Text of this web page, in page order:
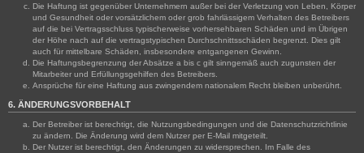
Die Haftung ist gegenüber Unternehmern außer bei der Verletzung von Leben, Körper
und Gesundheit oder vorsätzlichem oder grob fahrlässigem Verhalten des Betreibers
auf die bei Vertragsschluss typischerweise vorhersehbaren Schäden und im Übrigen
der Höhe nach auf die vertragstypischen Durchschnittsschäden begrenzt. Dies gilt
auch für mittelbare Schäden, insbesondere entgangenen Gewinn.
Die Haftungsbegrenzung der Absätze a bis c gilt sinngemäß auch zugunsten der
Mitarbeiter und Erfüllungsgehilfen des Betreibers.
Ansprüche für eine Haftung aus zwingendem nationalem Recht bleiben unberührt.
6. ÄNDERUNGSVORBEHALT
Der Betreiber ist berechtigt, die Nutzungsbedingungen und die Datenschutzrichtlinie
zu ändern. Die Änderung wird dem Nutzer per E-Mail mitgeteilt.
Der Nutzer ist berechtigt, den Änderungen zu widersprechen. Im Falle des